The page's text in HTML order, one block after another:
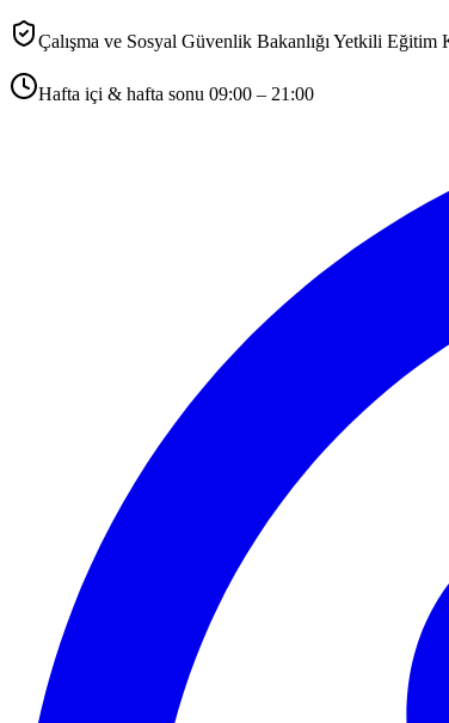
Çalışma ve Sosyal Güvenlik Bakanlığı Yetkili Eğitim
Hafta içi & hafta sonu 09:00 – 21:00